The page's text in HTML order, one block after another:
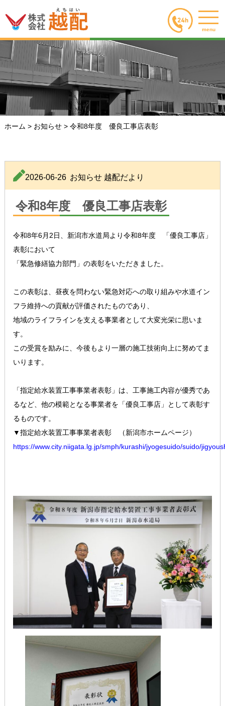
menu
ホーム > お知らせ> 令和8年度 優良工事店表彰
2026-06-26 お知らせ 越配だより
令和8年度 優良工事店表彰
令和8年6月2日、新潟市水道局より令和8年度 「優良工事店」
表彰において
「緊急修繕協力部門」の表彰をいただきました。
この表彰は、昼夜を問わない緊急対応への取り組みや水道イン
フラ維持への貢献が評価されたものであり、
地域のライフラインを支える事業者として大変光栄に思いま
す。
この受賞を励みに、今後もより一層の施工技術向上に努めてま
いります。
「指定給水装置工事事業者表彰」は、工事施工内容が優秀であ
るなど、 他の模範となる事業者を「優良工事店」として表彰す
るものです。
▼指定給水装置工事事業者表彰 （新潟市ホームページ）
https://www.city.niigata.lg.jp/smph/kurashi/jyogesuido/suido/